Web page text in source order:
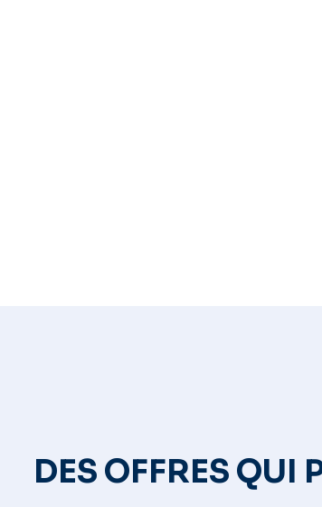
DES OFFRES QUI